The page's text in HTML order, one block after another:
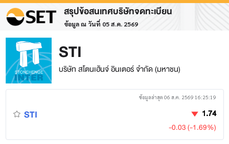
สรุปข้อสนเทศบริษัทจดทะเบียน
ข้อมูล ณ วันที่ 05 ส.ค. 2569
STI
บริษัท สโตนเฮ้นจ์ อินเตอร์ จำกัด (มหาชน)
ข้อมูลล่าสุด 06 ส.ค. 2569 16:25:19
STI 1.74
-0.03 (-1.69%)